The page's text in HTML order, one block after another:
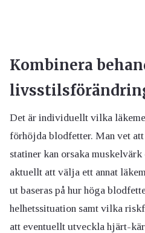
Kombinera
Det är individuellt vilka
förhöjda blodfetter. Man vet
statiner kan orsaka muskelvärk
aktuellt att välja ett annat
ut baseras på hur höga
helhetssituation samt vilka
att eventuellt utveckla hjärt-